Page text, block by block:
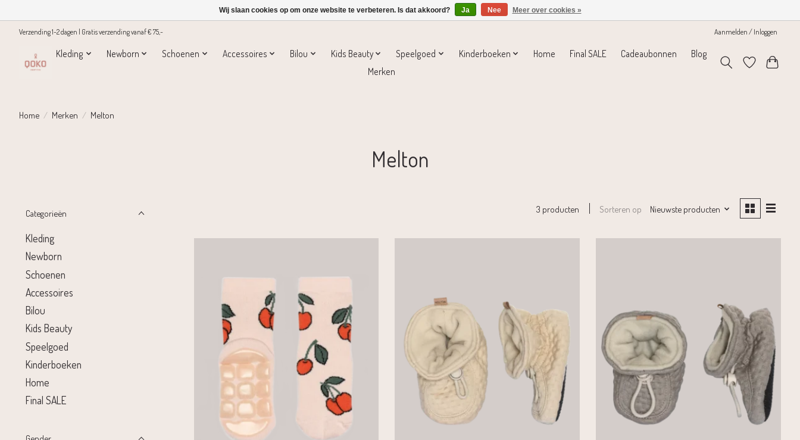
Verzending 1-2 dagen | Gratis verzending vanaf € 75,- Aanmelden / Inloggen
Kleding Newborn Schoenen Accessoires Bilou Kids Beauty Speelgoed Kinderboeken Home Final SALE Cadeaubonnen
Blog
Merken
Home / Merken / Melton
Melton
Categorieën
Kleding
Newborn
Schoenen
Accessoires
Bilou
Kids Beauty
Speelgoed
Kinderboeken
Home
Final SALE
3 producten Sorteren op Nieuwste producten
Wij slaan cookies op om onze website te verbeteren. Is dat akkoord? Ja Nee Meer over cookies »